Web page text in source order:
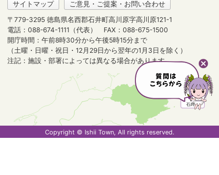
サイトマップ ご意見・ご提案・お問い合わせ
〒779-3295 徳島県名西郡石井町高川原字高川原121-1
電話：088-674-1111（代表）
FAX：088-675-1500
開庁時間：午前8時30分から午後5時15分まで
（土曜・日曜・祝日・12月29日から翌年の1月3日を除く）
注記：施設・部署によっては異なる場合があります。
Copyright © Ishii Town, All rights reserved.